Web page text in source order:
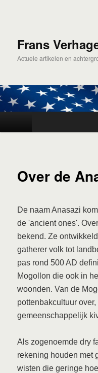
inhoudFrans
Actuele artikelen en
Over de
De naam Anasazi
de 'ancient ones'.
bekend. Ze
gatherer volk tot
pas rond 500 AD
Mogollon die ook in
woonden. Van de
pottenbakcultuur
gemeenschappelijk
Als zogenoemde dry
rekening houden met
wisten die geringe